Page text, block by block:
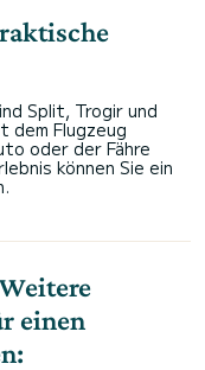
Split, Trogir und
dem Flugzeug
oder der Fähre
können Sie ein
einen